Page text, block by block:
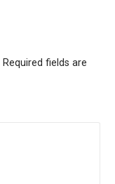
Required fields are